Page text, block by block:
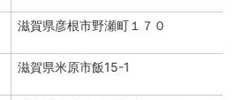
滋賀県彦根市野瀬町１７０
滋賀県米原市飯15-1